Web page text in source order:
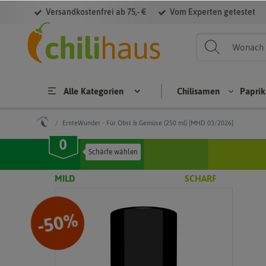
Versandkostenfrei ab 75,- € Vom Experten getestet
Alle Kategorien
Chilisamen
m
osa
Chilisamen
ErnteWunder - Für Obst & Gemüse (250 ml) [MHD 03/2026]
MILD SCHARF
-50%